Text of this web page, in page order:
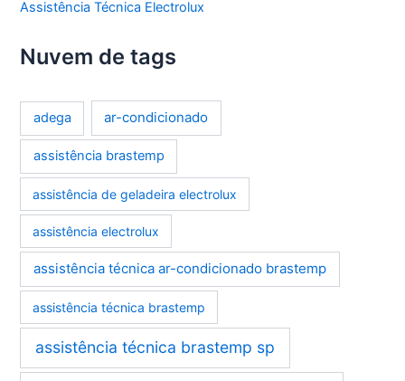
Assistência Técnica Electrolux
Nuvem de tags
adega ar-condicionado
assistência brastemp
assistência de geladeira electrolux
assistência electrolux
assistência técnica ar-condicionado brastemp
assistência técnica brastemp
assistência técnica brastemp sp